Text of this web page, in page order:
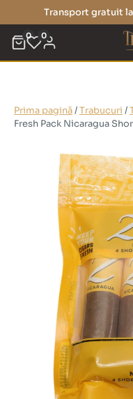
Transport gratuit
0 0
Prima pagină/Trabucuri /
Fresh Pack Nicaragua